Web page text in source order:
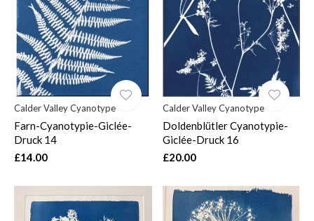
Calder Valley Cyanotype
Farn-Cyanotypie-Giclée-
Druck 14
£14.00
Calder Valley Cyanotype
Doldenblütler Cyanotypie-
Giclée-Druck 16
£20.00